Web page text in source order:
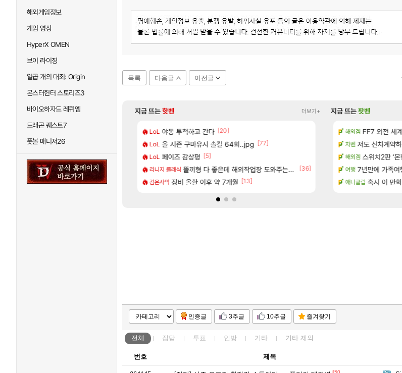
해외게임정보
게임 영상
HyperX OMEN
브이 라이징
일곱 개의 대죄: Origin
몬스터헌터 스토리즈3
바이오하자드 레퀴엠
드래곤 퀘스트7
풋볼 매니저26
목록 다음글 이전글
지금 뜨는핫벤 더보기+
온거 10추 하니 올리자
로 쓰는 인방 하꼬 스트리머 박제합니다.
삼색화채 찐1등 떳냐 ㅅㅅㅅ [20]
LoL 야동 투척하고 간다 [20]
LoL 올 시즌 구마유시 솔킬 64회..jpg [77]
LoL 페이즈 감상평 [5]
리니지 클래식 똘끼형 다 좋은데 해외작업장 도와주는 짓은 좀 아니지않냐?
[36]
검은사막 장비 올환 이후 약 7개월 [13]
리니지M 방금 일어난일
메이플 8월 9일 썬데이
검은사막 하이퍼 부스트
오버워치 D.Mon 애니메
LoL 페이즈 영애짤 찾
지금 뜨는팟벤
이쁜곳이 많은것 같습니다
D램 매출 점유율 7%…글로벌 4위로 부상
가 압박, 메인보드값 오르나
해외겜 메모리 3사, 2027년 생산분 완판?
아스오라 아사쿠라 마이 성우 정보 및 주요 필모
아스오라 아스오라 성우 정보 및 출연작 모음
아스오라 아키츠 아키나 성우 정보 및 주요 필모
비스트 모든 성소 위치 공략 (40개) - 귀환한 영혼 도전과제
해외겜 FF7 외전 세
차벤 저도 신차계약
해외겜 스위치2판 ‘
여행 7년만에 가족여
애니클립 혹시 이 만
인증글 3추글 10추글 즐겨찾기
전체 잡담 투표 인방 기타 기타 제외
번호 제목